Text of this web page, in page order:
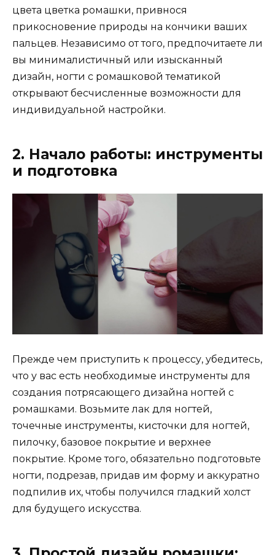
цвета цветка ромашки, привнося
прикосновение природы на кончики ваших
пальцев. Независимо от того, предпочитаете ли
вы минималистичный или изысканный
дизайн, ногти с ромашковой тематикой
открывают бесчисленные возможности для
индивидуальной настройки.
2. Начало работы: инструменты
и подготовка
Прежде чем приступить к процессу, убедитесь,
что у вас есть необходимые инструменты для
создания потрясающего дизайна ногтей с
ромашками. Возьмите лак для ногтей,
точечные инструменты, кисточки для ногтей,
пилочку, базовое покрытие и верхнее
покрытие. Кроме того, обязательно подготовьте
ногти, подрезав, придав им форму и аккуратно
подпилив их, чтобы получился гладкий холст
для будущего искусства.